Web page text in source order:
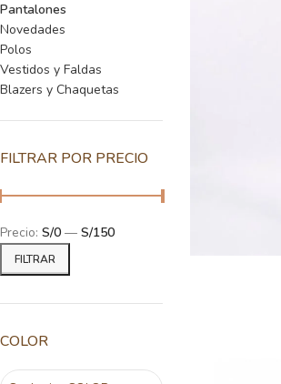
Pantalones
Novedades
Polos
Vestidos y Faldas
Blazers y Chaquetas
FILTRAR POR PRECIO
FILTRAR
Precio: S/0 — S/150
COLOR